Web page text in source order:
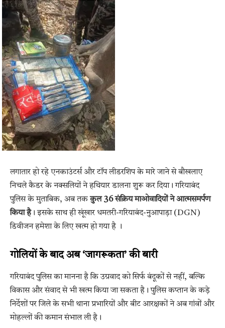
लगातार हो रहे एनकाउंटर्स और टॉप लीडरशिप के मारे जाने से बौखलाए
निचले कैडर के नक्सलियों ने हथियार डालना शुरू कर दिया। गरियाबंद
पुलिस के मुताबिक, अब तककुल 36 संक्रिय माओवादियों ने आत्मसमर्पण
किया है। इसके साथ ही खूंखार धमतरी-गरियाबंद-नुआपाड़ा (DGN)
डिवीजन हमेशा के लिए खत्म हो गया है ।
गोलियों के बाद अब ‘जागरूकता’ की बारी
गरियाबंद पुलिस का मानना है कि उग्रवाद को सिर्फ बंदूकों से नहीं, बल्कि
विकास और संवाद से भी खत्म किया जा सकता है। पुलिस कप्तान के कड़े
निर्देशों पर जिले के सभी थाना प्रभारियों और बीट आरक्षकों ने अब गांवों और
मोहल्लों की कमान संभाल ली है।